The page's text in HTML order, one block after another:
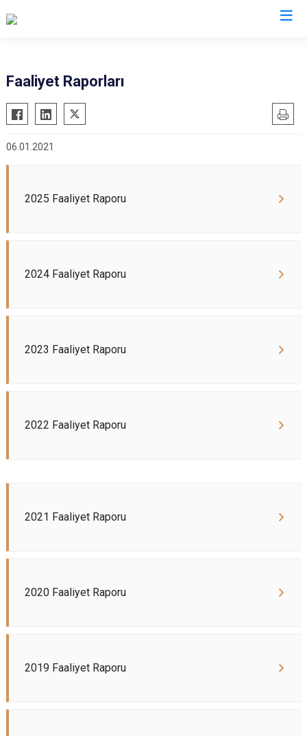
Faaliyet Raporları
06.01.2021
2025 Faaliyet Raporu
2024 Faaliyet Raporu
2023 Faaliyet Raporu
2022 Faaliyet Raporu
2021 Faaliyet Raporu
2020 Faaliyet Raporu
2019 Faaliyet Raporu